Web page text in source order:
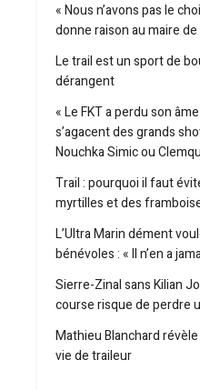
« Nous n’avons pas le
donne raison au maire
Le trail est un sport de
dérangent
« Le FKT a perdu son
s’agacent des grands
Nouchka Simic ou
Trail : pourquoi il faut
myrtilles et des
L’Ultra Marin dément
bénévoles : « Il n’en a
Sierre-Zinal sans Kilian
course risque de perdre
Mathieu Blanchard
vie de traileur